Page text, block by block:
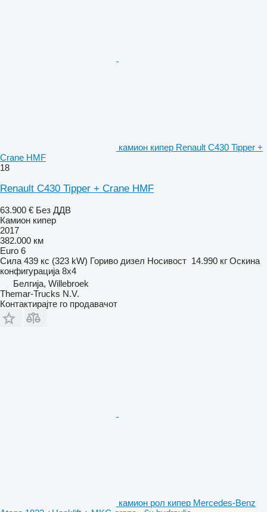
камион кипер Renault C430 Tipper +
Crane HMF
18
Renault C430 Tipper + Crane HMF
63.900 € Без ДДВ
Камион кипер
2017
382.000 км
Euro 6
Сила 439 кс (323 kW) Гориво дизел Носивост 14.990 кг Оскина
конфигурација 8x4
Белгија, Willebroek
Themar-Trucks N.V.
Контактирајте го продавачот
камион рол кипер Mercedes-Benz